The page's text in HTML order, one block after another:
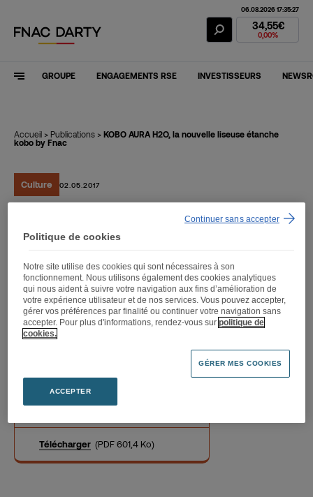
Action Fnac
06.08.2026 17:35:27
34,55€
0,00%
GROUPE ENGAGEMENTS RSE INVESTISSEURS
Accueil > Publications > KOBO AURA H2O, la nouvelle liseuse étanche
kobo by Fnac
Culture 02.05.2017
KOBO AURA H2O, la
nouvelle liseuse étanche
kobo by Fnac
02.05.2017
Télécharger (PDF 601,4 Ko)
Politique de cookies
Notre site utilise des cookies qui sont nécessaires à son
fonctionnement. Nous utilisons également des cookies analytiques
qui nous aident à suivre votre navigation aux fins d’amélioration de
votre expérience utilisateur et de nos services. Vous pouvez accepter,
gérer vos préférences par finalité ou continuer votre navigation sans
accepter. Pour plus d'informations, rendez-vous surpolitique de
cookies.
GÉRER MES COOKIES
ACCEPTER
Continuer sans accepter